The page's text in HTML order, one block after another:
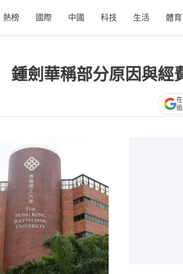
熱榜 國際 中國 科技 生活 體育
劍華稱部分原因與經